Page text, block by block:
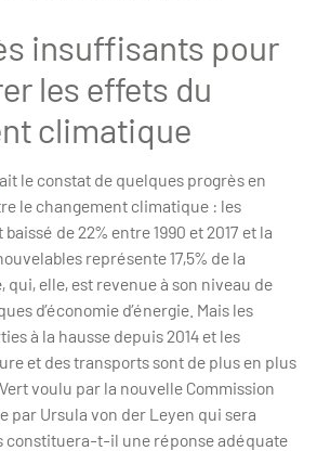
insuffisants pour
les effets du
climatique
le constat de quelques progrès en
le changement climatique : les
de 22% entre 1990 et 2017 et la
représente 17,5% de la
elle, est revenue à son niveau de
d’économie d’énergie. Mais les
à la hausse depuis 2014 et les
et des transports sont de plus en plus
voulu par la nouvelle Commission
par Ursula von der Leyen qui sera
constituera-t-il une réponse adéquate